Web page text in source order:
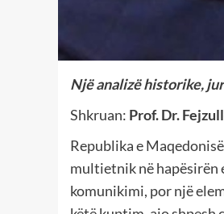
Një analizë historike,
Shkruan: Prof. Dr.
Republika e
multietnik në hapësirën
komunikimi, por një